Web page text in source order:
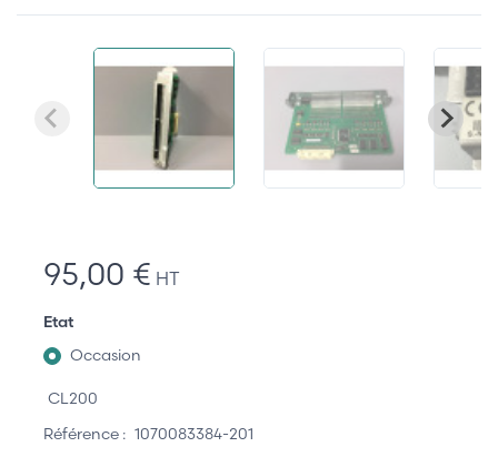
95,00 € HT
Etat
Occasion
CL200
Référence : 1070083384-201